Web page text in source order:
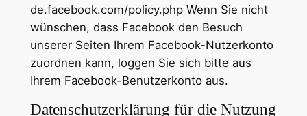
de.facebook.com/policy.php Wenn Sie nicht
wünschen, dass Facebook den Besuch
unserer Seiten Ihrem Facebook-Nutzerkonto
zuordnen kann, loggen Sie sich bitte aus
Ihrem Facebook-Benutzerkonto aus.
Datenschutzerklärung für die Nutzung